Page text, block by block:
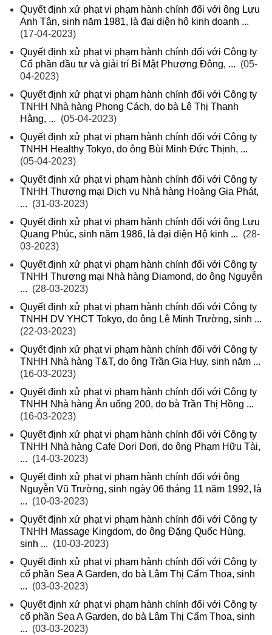
Quyết định xử phạt vi phạm hành chính đối với ông Lưu
Anh Tân, sinh năm 1981, là đại diện hộ kinh doanh ...
(17-04-2023)
Quyết định xử phạt vi phạm hành chính đối với Công ty
Cổ phần đầu tư và giải trí Bí Mật Phương Đông, ... (05-
04-2023)
Quyết định xử phạt vi phạm hành chính đối với Công ty
TNHH Nhà hàng Phong Cách, do bà Lê Thị Thanh
Hằng, ... (05-04-2023)
Quyết định xử phạt vi phạm hành chính đối với Công ty
TNHH Healthy Tokyo, do ông Bùi Minh Đức Thịnh, ...
(05-04-2023)
Quyết định xử phạt vi phạm hành chính đối với Công ty
TNHH Thương mại Dịch vụ Nhà hàng Hoàng Gia Phát,
... (31-03-2023)
Quyết định xử phạt vi phạm hành chính đối với ông Lưu
Quang Phúc, sinh năm 1986, là đại diện Hộ kinh ... (28-
03-2023)
Quyết định xử phạt vi phạm hành chính đối với Công ty
TNHH Thương mại Nhà hàng Diamond, do ông Nguyễn
... (28-03-2023)
Quyết định xử phạt vi phạm hành chính đối với Công ty
TNHH DV YHCT Tokyo, do ông Lê Minh Trường, sinh ...
(22-03-2023)
Quyết định xử phạt vi phạm hành chính đối với Công ty
TNHH Nhà hàng T&T, do ông Trần Gia Huy, sinh năm ...
(16-03-2023)
Quyết định xử phạt vi phạm hành chính đối với Công ty
TNHH Nhà hàng Ăn uống 200, do bà Trần Thị Hồng ...
(16-03-2023)
Quyết định xử phạt vi phạm hành chính đối với Công ty
TNHH Nhà hàng Cafe Dori Dori, do ông Phạm Hữu Tài,
... (14-03-2023)
Quyết định xử phạt vi phạm hành chính đối với ông
Nguyễn Vũ Trường, sinh ngày 06 tháng 11 năm 1992, là
... (10-03-2023)
Quyết định xử phạt vi phạm hành chính đối với Công ty
TNHH Massage Kingdom, do ông Đặng Quốc Hùng,
sinh ... (10-03-2023)
Quyết định xử phạt vi phạm hành chính đối với Công ty
cổ phần Sea A Garden, do bà Lâm Thị Cẩm Thoa, sinh
... (03-03-2023)
Quyết định xử phạt vi phạm hành chính đối với Công ty
cổ phần Sea A Garden, do bà Lâm Thị Cẩm Thoa, sinh
... (03-03-2023)